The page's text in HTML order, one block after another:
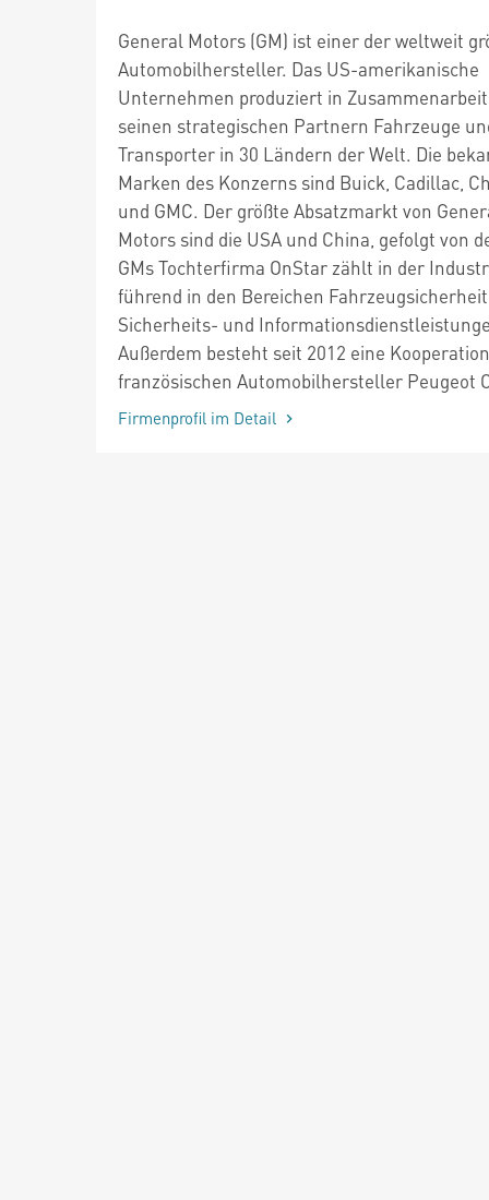
General Motors (GM) ist einer der weltweit
Automobilhersteller. Das US-amerikanische
Unternehmen produziert in
seinen strategischen Partnern Fahrzeuge
Transporter in 30 Ländern der Welt. Die
Marken des Konzerns sind Buick, Cadillac,
und GMC. Der größte Absatzmarkt von
Motors sind die USA und China, gefolgt von
GMs Tochterfirma OnStar zählt in der
führend in den Bereichen
Sicherheits- und
Außerdem besteht seit 2012 eine
französischen Automobilhersteller Peugeot
Firmenprofil im Detail